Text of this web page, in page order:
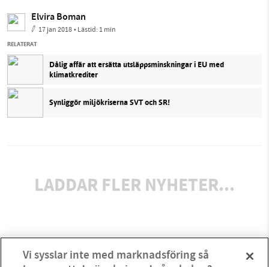
Elvira Boman
17 jan 2018• Lästid: 1 min
RELATERAT
Dålig affär att ersätta utsläppsminskningar i EU med
klimatkrediter
Synliggör miljökriserna SVT och SR!
LADDAR FLER NYHETER...
Vi sysslar inte med marknadsföring så